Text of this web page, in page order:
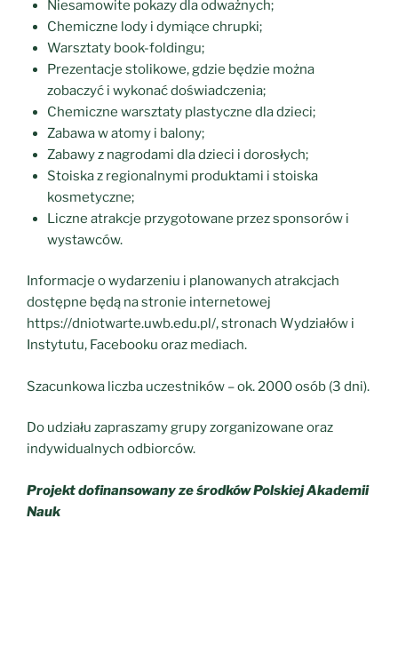
Niesamowite pokazy dla odważnych;
Chemiczne lody i dymiące chrupki;
Warsztaty book-foldingu;
Prezentacje stolikowe, gdzie będzie można
zobaczyć i wykonać doświadczenia;
Chemiczne warsztaty plastyczne dla dzieci;
Zabawa w atomy i balony;
Zabawy z nagrodami dla dzieci i dorosłych;
Stoiska z regionalnymi produktami i stoiska
kosmetyczne;
Liczne atrakcje przygotowane przez sponsorów i
wystawców.
Informacje o wydarzeniu i planowanych atrakcjach
dostępne będą na stronie internetowej
https://dniotwarte.uwb.edu.pl/, stronach Wydziałów i
Instytutu, Facebooku oraz mediach.
Szacunkowa liczba uczestników – ok. 2000 osób (3 dni).
Do udziału zapraszamy grupy zorganizowane oraz
indywidualnych odbiorców.
Projekt dofinansowany ze środków Polskiej Akademii
Nauk